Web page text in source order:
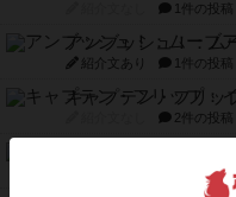
1件の投稿
アンブッシュ！：ム
紹介文あり 1件の投稿
キャプテン・フリッ
2件の投稿
1件の投稿